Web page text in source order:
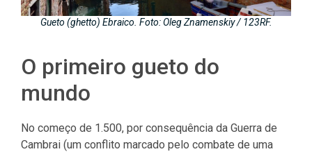
Gueto (ghetto) Ebraico. Foto: Oleg Znamenskiy / 123RF.
O primeiro gueto do
mundo
No começo de 1.500, por consequência da Guerra de
Cambrai (um conflito marcado pelo combate de uma